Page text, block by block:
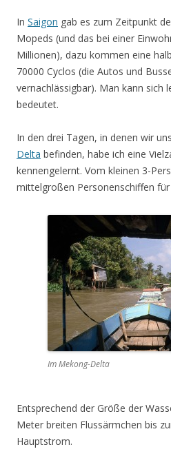
In Saigon gab es zum Zeitpunkt
Mopeds (und das bei einer
Millionen), dazu kommen eine
70000 Cyclos (die Autos und
vernachlässigbar). Man kann sich
bedeutet.
In den drei Tagen, in denen wir
Delta befinden, habe ich eine
kennengelernt. Vom kleinen 3-
mittelgroßen Personenschiffen
Im Mekong-Delta
Entsprechend der Größe der
Meter breiten Flussärmchen bis
Hauptstrom.